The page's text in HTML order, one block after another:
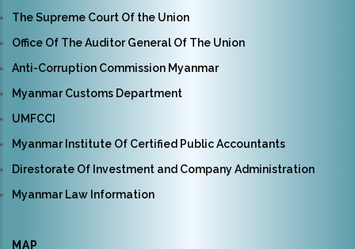
The Supreme Court Of the Union
Office Of The Auditor General Of The Union
Anti-Corruption Commission Myanmar
Myanmar Customs Department
UMFCCI
Myanmar Institute Of Certified Public Accountants
Direstorate Of Investment and Company Administration
Myanmar Law Information
MAP